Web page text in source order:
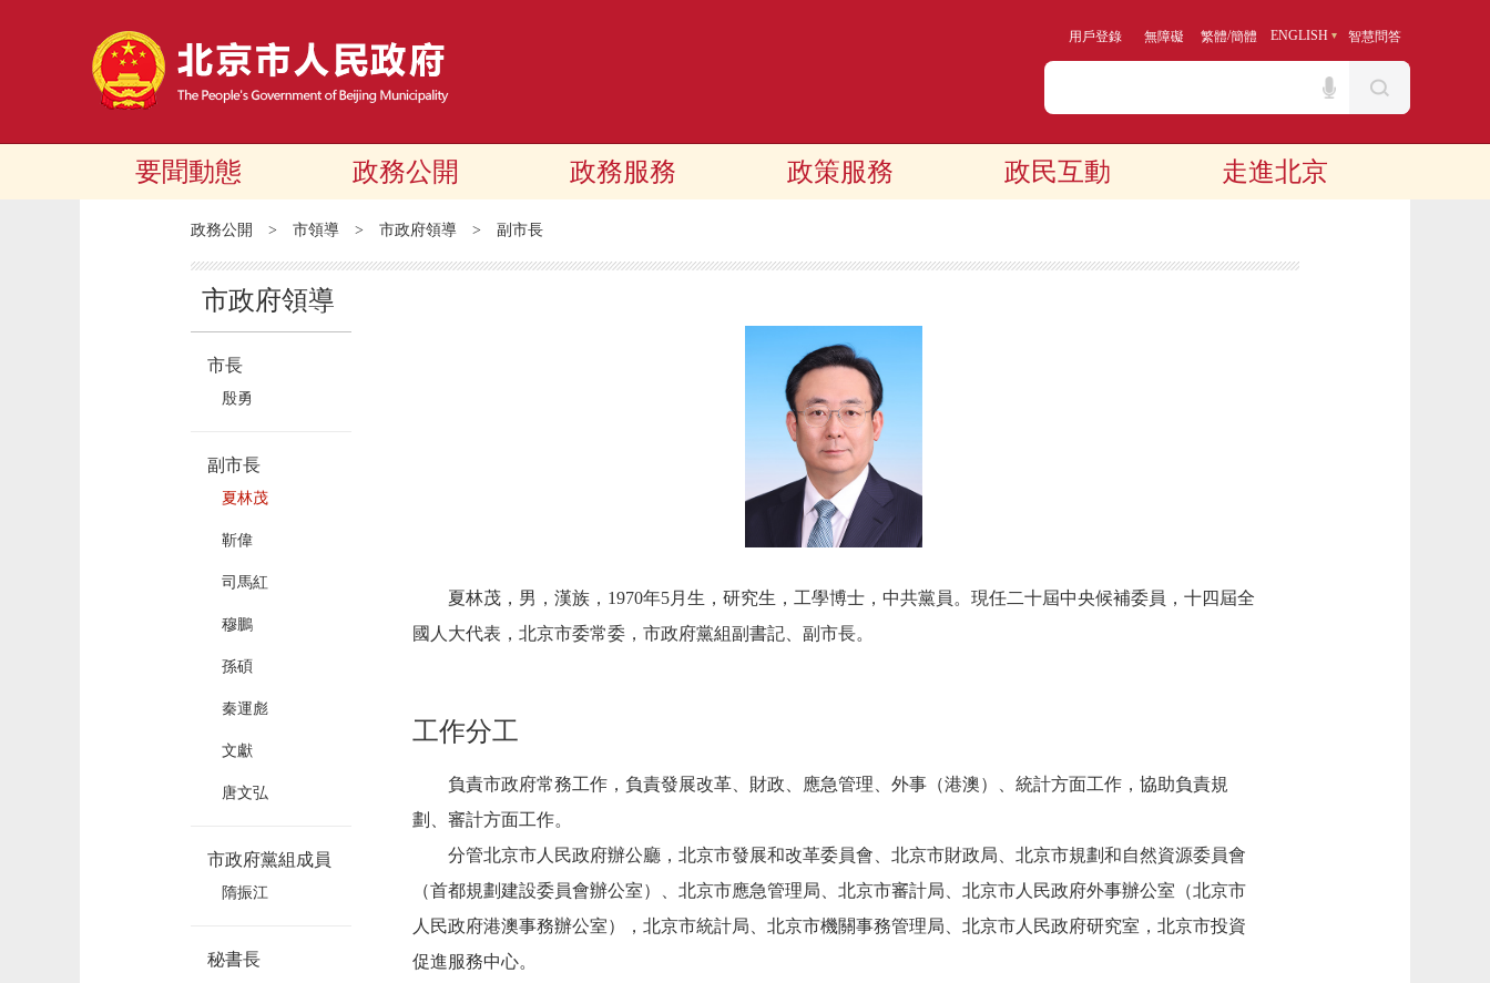
用戶登錄 無障礙 繁體/簡體 ENGLISH 智慧問答
要聞動態 政務公開 政務服務 政策服務 政民互動 走進北京
政務公開 > 市領導 > 市政府領導 > 副市長
市政府領導
市長
殷勇
副市長
夏林茂
靳偉
司馬紅
穆鵬
孫碩
秦運彪
文獻
唐文弘
市政府黨組成員
隋振江
秘書長
夏林茂，男，漢族，1970年5月生，研究生，工學博士，中共黨員。現任二十屆中央候補委員，十四屆全
國人大代表，北京市委常委，市政府黨組副書記、副市長。
工作分工
負責市政府常務工作，負責發展改革、財政、應急管理、外事（港澳）、統計方面工作，協助負責規
劃、審計方面工作。
分管北京市人民政府辦公廳，北京市發展和改革委員會、北京市財政局、北京市規劃和自然資源委員會
（首都規劃建設委員會辦公室）、北京市應急管理局、北京市審計局、北京市人民政府外事辦公室（北京市
人民政府港澳事務辦公室），北京市統計局、北京市機關事務管理局、北京市人民政府研究室，北京市投資
促進服務中心。